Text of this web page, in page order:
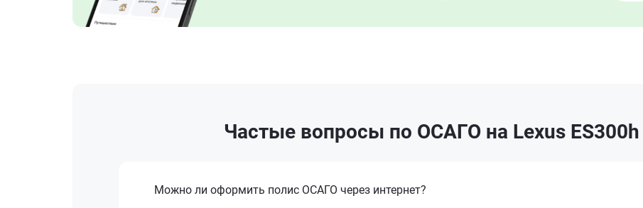
Частые вопросы по ОСАГО на Lexus
Можно ли оформить полис ОСАГО через интернет?